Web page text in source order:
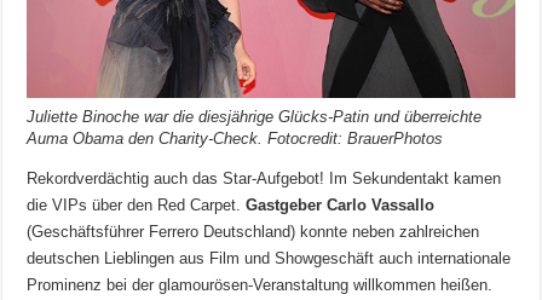
Juliette Binoche war die diesjährige Glücks-Patin und überreichte
Auma Obama den Charity-Check. Fotocredit: BrauerPhotos
Rekordverdächtig auch das Star-Aufgebot! Im Sekundentakt kamen
die VIPs über den Red Carpet.Gastgeber Carlo Vassallo
(Geschäftsführer Ferrero Deutschland) konnte neben zahlreichen
deutschen Lieblingen aus Film und Showgeschäft auch internationale
Prominenz bei der glamourösen-Veranstaltung willkommen heißen.